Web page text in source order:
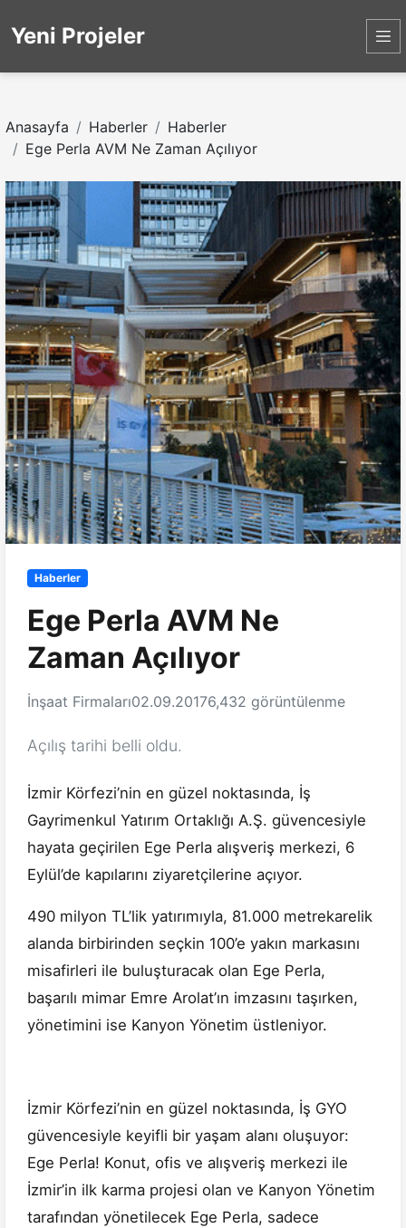
Yeni Projeler
Anasayfa Haberler
Haberler
Ege Perla AVM Ne Zaman Açılıyor
Haberler
Ege Perla AVM Ne
Zaman Açılıyor
İnşaat Firmaları02.09.20176,432 görüntülenme
Açılış tarihi belli oldu.
İzmir Körfezi’nin en güzel noktasında, İş
Gayrimenkul Yatırım Ortaklığı A.Ş. güvencesiyle
hayata geçirilen Ege Perla alışveriş merkezi, 6
Eylül’de kapılarını ziyaretçilerine açıyor.
490 milyon TL’lik yatırımıyla, 81.000 metrekarelik
alanda birbirinden seçkin 100’e yakın markasını
misafirleri ile buluşturacak olan Ege Perla,
başarılı mimar Emre Arolat’ın imzasını taşırken,
yönetimini ise Kanyon Yönetim üstleniyor.
İzmir Körfezi’nin en güzel noktasında, İş GYO
güvencesiyle keyifli bir yaşam alanı oluşuyor:
Ege Perla! Konut, ofis ve alışveriş merkezi ile
İzmir’in ilk karma projesi olan ve Kanyon Yönetim
tarafından yönetilecek Ege Perla, sadece